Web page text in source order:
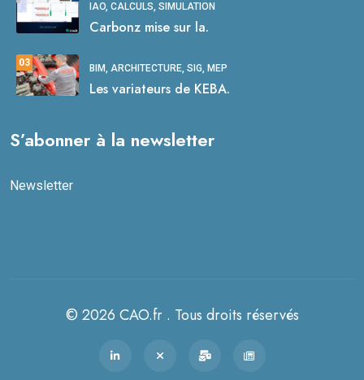
IAO, CALCULS, SIMULATION
Carbonz mise sur la.
03 BIM, ARCHITECTURE, SIG, MEP
Les variateurs de KEBA.
S’abonner à la newsletter
Newsletter
© 2026 CAO.fr . Tous droits réservés